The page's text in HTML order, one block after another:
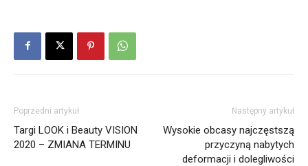
Poprzedni artykuł
Targi LOOK i Beauty VISION
2020 – ZMIANA TERMINU
Następny artykuł
Wysokie obcasy najczęstszą
przyczyną nabytych
deformacji i dolegliwości